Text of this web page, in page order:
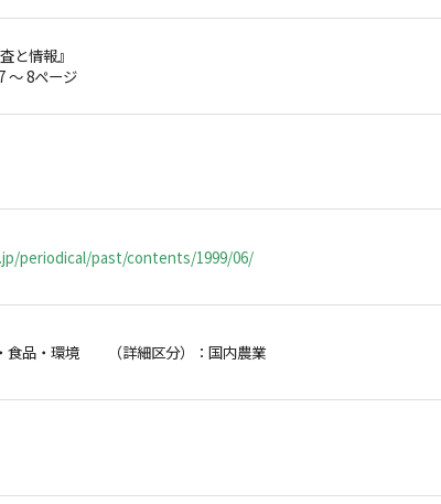
と情報』
～ 8ページ
periodical/past/contents/1999/06/
・食品・環境 （詳細区分）：国内農業